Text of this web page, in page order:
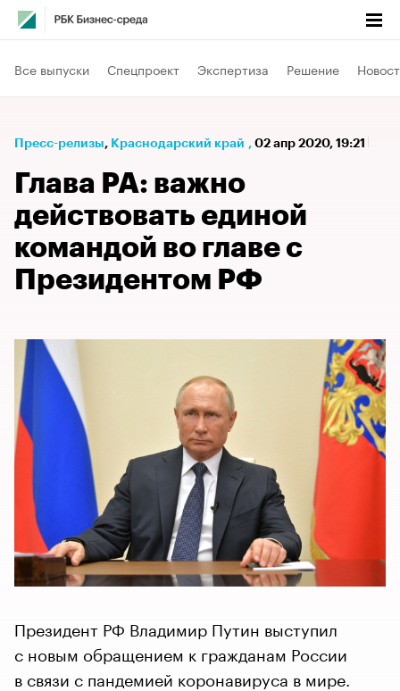
Все выпуски Спецпроект Экспертиза Решение
Пресс-релизы⁠, Краснодарский край , 02 апр 2020, 19:21
Глава РА: важно
действовать единой
командой во главе с
Президентом РФ
Президент РФ Владимир Путин выступил
с новым обращением к гражданам России
в связи с пандемией коронавируса в мире.